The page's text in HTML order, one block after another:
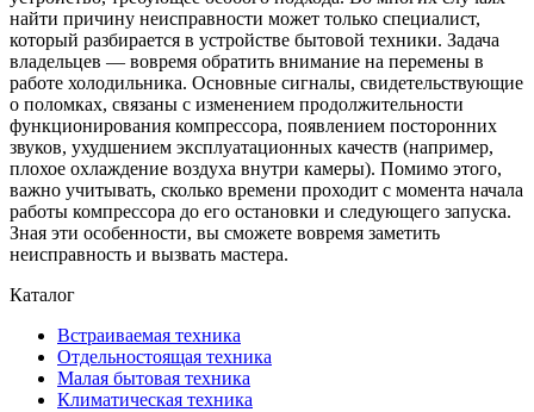
найти причину неисправности может только специалист,
который разбирается в устройстве бытовой техники. Задача
владельцев ― вовремя обратить внимание на перемены в
работе холодильника. Основные сигналы, свидетельствующие
о поломках, связаны с изменением продолжительности
функционирования компрессора, появлением посторонних
звуков, ухудшением эксплуатационных качеств (например,
плохое охлаждение воздуха внутри камеры). Помимо этого,
важно учитывать, сколько времени проходит с момента начала
работы компрессора до его остановки и следующего запуска.
Зная эти особенности, вы сможете вовремя заметить
неисправность и вызвать мастера.
Каталог
Встраиваемая техника
Отдельностоящая техника
Малая бытовая техника
Климатическая техника